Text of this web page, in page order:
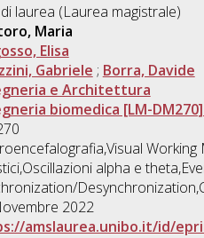
laurea (Laurea magistrale)
Maria
Elisa
Gabriele ; Borra, Davide
e Architettura
biomedica [LM-
alpha e
2022
amslaurea.unibo.it/id/